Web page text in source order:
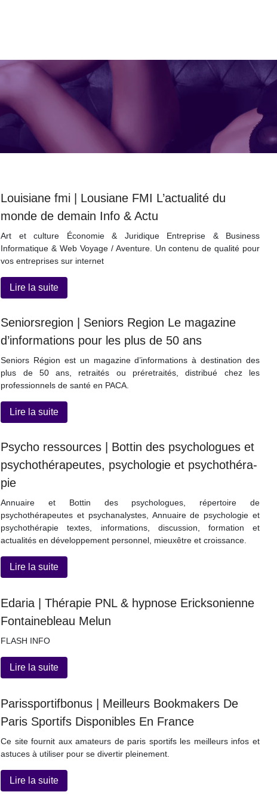
Louisiane fmi | Lousiane FMI L’actualité du
monde de demain Info & Actu
Art et culture Économie & Juridique Entreprise & Business
Informatique & Web Voyage / Aventure. Un contenu de qualité pour
vos entreprises sur internet
Lire la suite
Seniorsre­gion | Seniors Region Le magazine
d’infor­ma­tions pour les plus de 50 ans
Seniors Région est un magazine d’informations à destination des
plus de 50 ans, retraités ou préretraités, distribué chez les
professionnels de santé en PACA.
Lire la suite
Psycho ressources | Bottin des psycholo­gues et
psychothérapeu­tes, psychologie et psychothéra­
pie
Annuaire et Bottin des psychologues, répertoire de
psychothérapeutes et psychanalystes, Annuaire de psychologie et
psychothérapie textes, informations, discussion, formation et
actualités en développement personnel, mieuxêtre et croissance.
Lire la suite
Edaria | Thérapie PNL & hypnose Erickso­nien­ne
Fon­tai­neb­leau Melun
FLASH INFO
Lire la suite
Parisspor­tifbo­nus | Meilleurs Bookmakers De
Paris Sportifs Disponibles En France
Ce site fournit aux amateurs de paris sportifs les meilleurs infos et
astuces à utiliser pour se divertir pleinement.
Lire la suite